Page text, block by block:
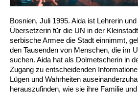
Bosnien, Juli 1995. Aida ist Lehrerin
Übersetzerin für die UN in der
serbische Armee die Stadt einnimmt,
den Tausenden von Menschen, die im
suchen. Aida hat als Dolmetscherin in
Zugang zu entscheidenden
Lügen und Wahrheiten
herauszufinden, wie sie ihre Familie